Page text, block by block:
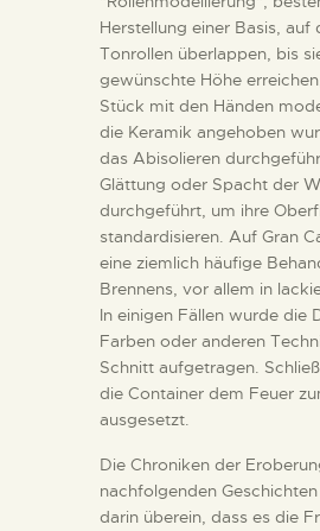
DIGITALE
DEUTSCH
Herstellung einer Basis, auf
Tonrollen überlappen, bis
gewünschte Höhe
Stück mit den Händen
die Keramik angehoben
das Abisolieren
Glättung oder Spacht der
durchgeführt, um ihre
standardisieren. Auf Gran
eine ziemlich häufige
Brennens, vor allem in
In einigen Fällen wurde die
Farben oder anderen
Schnitt aufgetragen.
die Container dem Feuer
ausgesetzt.
Die Chroniken der
nachfolgenden
darin überein, dass es die